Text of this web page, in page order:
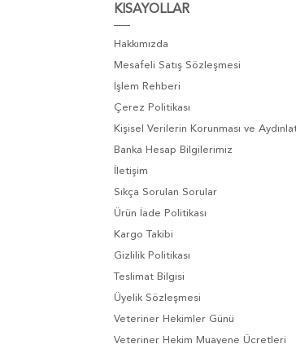
KISAYOLLAR
Hakkımızda
Mesafeli Satış Sözleşmesi
İşlem Rehberi
Çerez Politikası
Kişisel Verilerin Korunması ve
Banka Hesap Bilgilerimiz
İletişim
Sıkça Sorulan Sorular
Ürün İade Politikası
Kargo Takibi
Gizlilik Politikası
Teslimat Bilgisi
Üyelik Sözleşmesi
Veteriner Hekimler Günü
Veteriner Hekim Muayene Ücretleri